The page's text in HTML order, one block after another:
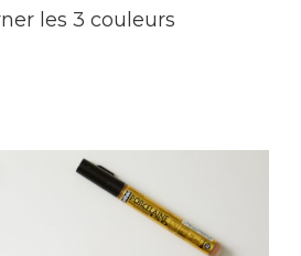
les 3 couleurs